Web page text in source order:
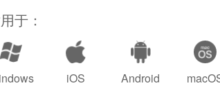
于：
iOS Android